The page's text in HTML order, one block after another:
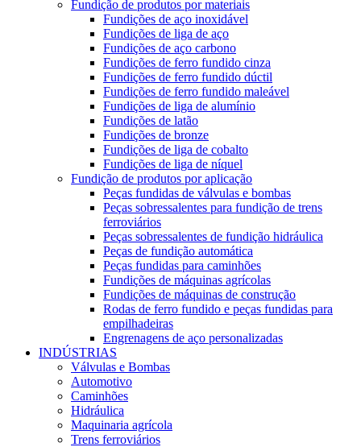
Fundição de produtos por materiais
Fundições de aço inoxidável
Fundições de liga de aço
Fundições de aço carbono
Fundições de ferro fundido cinza
Fundições de ferro fundido dúctil
Fundições de ferro fundido maleável
Fundições de liga de alumínio
Fundições de latão
Fundições de bronze
Fundições de liga de cobalto
Fundições de liga de níquel
Fundição de produtos por aplicação
Peças fundidas de válvulas e bombas
Peças sobressalentes para fundição de trens
ferroviários
Peças sobressalentes de fundição hidráulica
Peças de fundição automática
Peças fundidas para caminhões
Fundições de máquinas agrícolas
Fundições de máquinas de construção
Rodas de ferro fundido e peças fundidas para
empilhadeiras
Engrenagens de aço personalizadas
INDÚSTRIAS
Válvulas e Bombas
Automotivo
Caminhões
Hidráulica
Maquinaria agrícola
Trens ferroviários